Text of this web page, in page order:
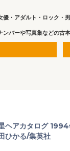
優・アダルト・ロック・
ンバーや写真集などの古
ヘアカタログ
ひかる/集英社